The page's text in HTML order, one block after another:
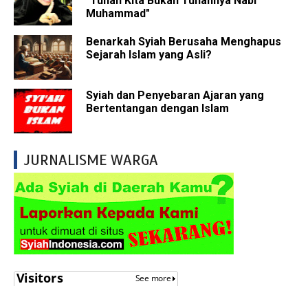
Muhammad"
Benarkah Syiah Berusaha Menghapus
Sejarah Islam yang Asli?
Syiah dan Penyebaran Ajaran yang
Bertentangan dengan Islam
JURNALISME WARGA